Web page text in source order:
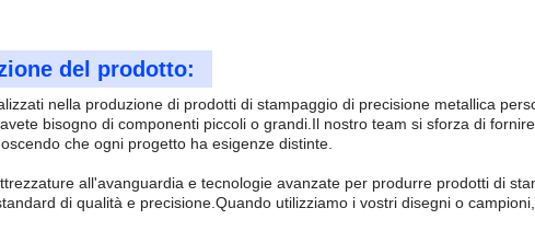
del prodotto:
nella produzione di prodotti di stampaggio di precisione metallica
bisogno di componenti piccoli o grandi.Il nostro team si sforza di
che ogni progetto ha esigenze distinte.
all'avanguardia e tecnologie avanzate per produrre prodotti di
di qualità e precisione.Quando utilizziamo i vostri disegni o